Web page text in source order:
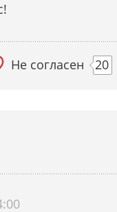
Не согласен 20